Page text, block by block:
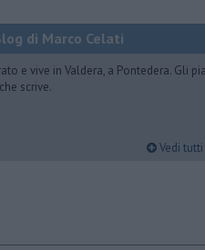
di Marco Celati
e vive in Valdera, a Pontedera. Gli
scrive.
Vedi